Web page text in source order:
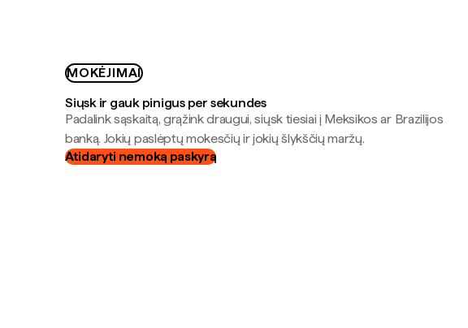
MOKĖJIMAI
Siųsk ir gauk pinigus per sekundes
Padalink sąskaitą, grąžink draugui, siųsk tiesiai į Meksikos ar Brazilijos
banką. Jokių paslėptų mokesčių ir jokių šlykščių maržų.
Atidaryti nemoką paskyrą